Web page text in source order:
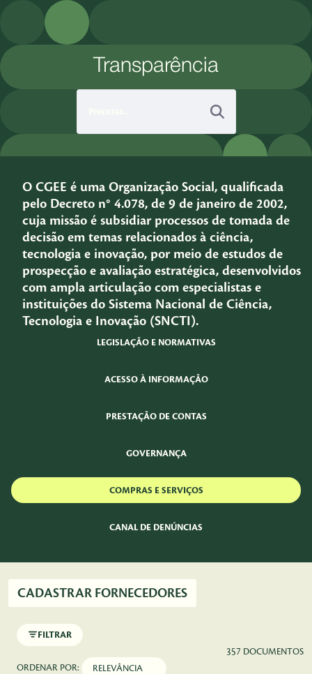
Pular para o Conteúdo principal
Transparência
O CGEE é uma Organização Social, qualificada
pelo Decreto n° 4.078, de 9 de janeiro de 2002,
cuja missão é subsidiar processos de tomada de
decisão em temas relacionados à ciência,
tecnologia e inovação, por meio de estudos de
prospecção e avaliação estratégica, desenvolvidos
com ampla articulação com especialistas e
instituições do Sistema Nacional de Ciência,
Tecnologia e Inovação (SNCTI).
LEGISLAÇÃO E NORMATIVAS
ACESSO À INFORMAÇÃO
PRESTAÇÃO DE CONTAS
GOVERNANÇA
COMPRAS E SERVIÇOS
CANAL DE DENÚNCIAS
CADASTRAR FORNECEDORES
FILTRAR
357 DOCUMENTOS
ORDENAR POR: